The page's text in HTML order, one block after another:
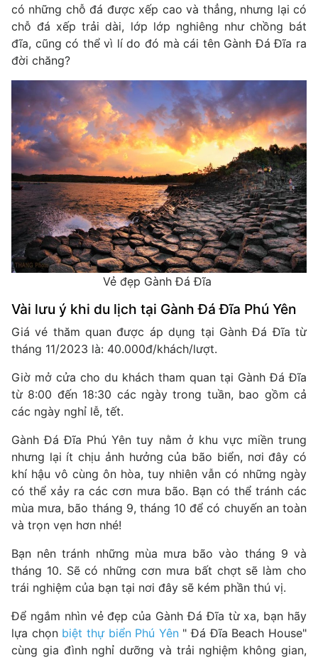
có những chỗ đá được xếp cao và thẳng, nhưng lại có
chỗ đá xếp trải dài, lớp lớp nghiêng như chồng bát
đĩa, cũng có thể vì lí do đó mà cái tên Gành Đá Đĩa ra
đời chăng?
Vẻ đẹp Gành Đá Đĩa
Vài lưu ý khi du lịch tại Gành Đá Đĩa Phú Yên
Giá vé thăm quan được áp dụng tại Gành Đá Đĩa từ
tháng 11/2023 là: 40.000đ/khách/lượt.
Giờ mở cửa cho du khách tham quan tại Gành Đá Đĩa
từ 8:00 đến 18:30 các ngày trong tuần, bao gồm cả
các ngày nghỉ lễ, tết.
Gành Đá Đĩa Phú Yên tuy nằm ở khu vực miền trung
nhưng lại ít chịu ảnh hưởng của bão biển, nơi đây có
khí hậu vô cùng ôn hòa, tuy nhiên vẫn có những ngày
có thể xảy ra các cơn mưa bão. Bạn có thể tránh các
mùa mưa, bão tháng 9, tháng 10 để có chuyến an toàn
và trọn vẹn hơn nhé!
Bạn nên tránh những mùa mưa bão vào tháng 9 và
tháng 10. Sẽ có những cơn mưa bất chợt sẽ làm cho
trái nghiệm của bạn tại nơi đây sẽ kém phần thú vị.
Để ngắm nhìn vẻ đẹp của Gành Đá Đĩa từ xa, bạn hãy
lựa chọn biệt thự biển Phú Yên" Đá Đĩa Beach House"
cùng gia đình nghỉ dưỡng và trải nghiệm không gian,